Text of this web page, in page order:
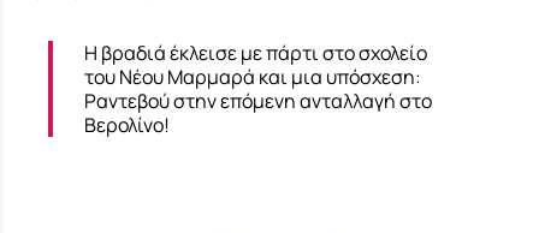
Η βραδιά έκλεισε με πάρτι στο σχολείο
του Νέου Μαρμαρά και μια υπόσχεση:
Ραντεβού στην επόμενη ανταλλαγή στο
Βερολίνο!